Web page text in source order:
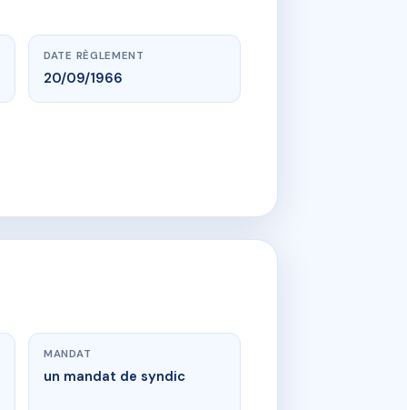
DATE RÈGLEMENT
20/09/1966
MANDAT
un mandat de syndic